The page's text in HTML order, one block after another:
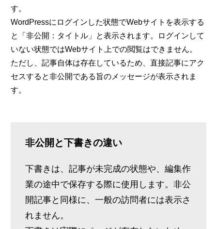
す。
WordPressにログインした状態でWebサイトを表示する
と「非公開：タイトル」と表示されます。ログインして
いない状態ではWebサイト上での閲覧はできません。
ただし、記事自体は存在しているため、直接記事にアク
セスすると非公開である旨のメッセージが表示されま
す。
非公開と下書きの違い
下書きは、記事が未完成の状態や、編集作
業の途中で保存する際に使用します。非公
開記事と同様に、一般の訪問者には表示さ
れません。